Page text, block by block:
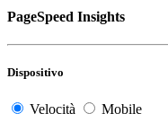
PageSpeed Insights
Dispositivo
Velocità Mobile